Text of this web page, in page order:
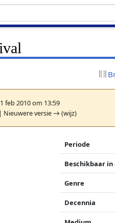
feb 2010 om 13:59
Nieuwere versie → (wijz)
Periode
Beschikbaar
Genre
Decennia